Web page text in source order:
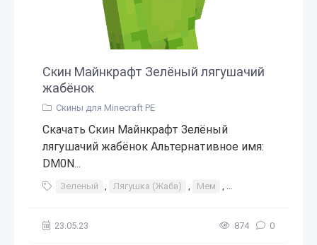
Скин Майнкрафт Зелёный лягушачий
жабёнок
Скины для Minecraft PE
Скачать Скин Майнкрафт Зелёный
лягушачий жабёнок Альтернативное имя:
DM0N...
Зеленый , Лягушка (Жаба) , Мем , Кермит
23.05.23 874 0